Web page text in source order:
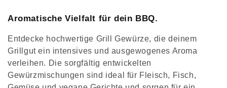
e
g
Aromatische Vielfalt für dein BBQ.
Entdecke hochwertige Grill Gewürze, die deinem
Grillgut ein intensives und ausgewogenes Aroma
verleihen. Die sorgfältig entwickelten
Gewürzmischungen sind ideal für Fleisch, Fisch,